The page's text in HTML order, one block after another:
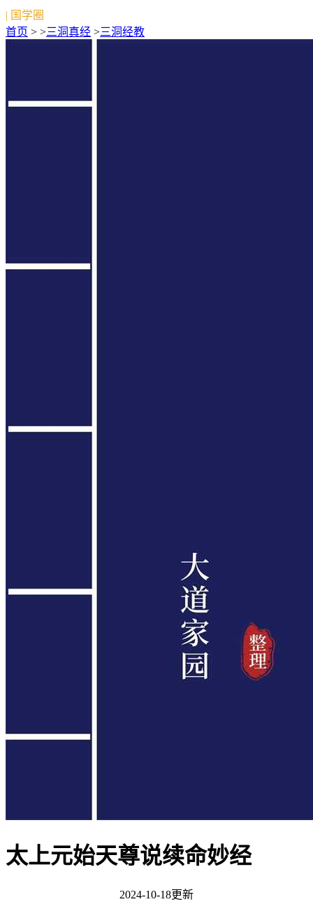
| 国学圈
首页 > >三洞真经 >三洞经教
太上元始天尊说续命妙经
2024-10-18更新